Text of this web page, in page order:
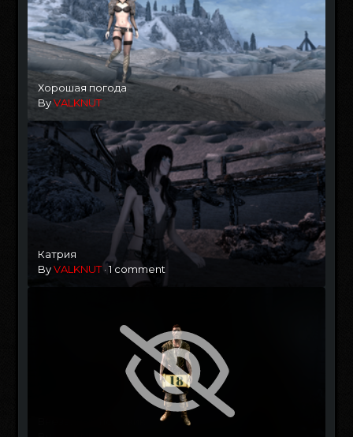
Хорошая погода
ByVALKNUT
Катрия
ByVALKNUT·1 comment